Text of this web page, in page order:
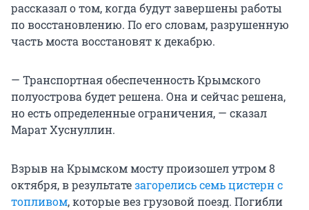
рассказал о том, когда будут завершены работы
по восстановлению. По его словам, разрушенную
часть моста восстановят к декабрю.
— Транспортная обеспеченность Крымского
полуострова будет решена. Она и сейчас решена,
но есть определенные ограничения, — сказал
Марат Хуснуллин.
Взрыв на Крымском мосту произошел утром 8
октября, в результатезагорелись семь цистерн с
топливом, которые вез грузовой поезд. Погибли